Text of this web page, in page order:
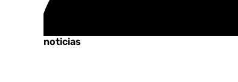
Últimas noticias